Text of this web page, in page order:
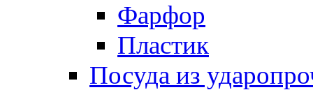
Фарфор
Пластик
Посуда из